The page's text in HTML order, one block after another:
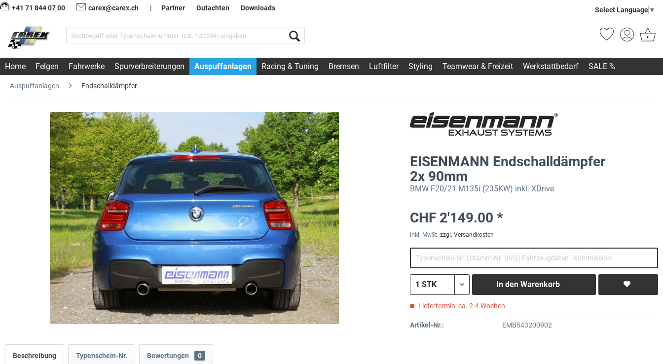
+41 71 844 07 00 carex@carex.ch | Partner Gutachten Downloads Select Language ▼
Home Felgen Fahrwerke Spurverbreiterungen Auspuffanlagen Racing & Tuning Bremsen Luftfilter Styling Teamwear & Freizeit Werkstattbedarf SALE %
Auspuffanlagen Endschalldämpfer
EISENMANN Endschalldämpfer
2x 90mm
BMW F20/21 M135i (235KW) inkl. XDrive
CHF 2'149.00 *
inkl. MwSt. zzgl. Versandkosten
In den Warenkorb
Liefertermin: ca. 2-4 Wochen
Artikel-Nr.: EMB543200902
Beschreibung Typenschein-Nr. Bewertungen 0